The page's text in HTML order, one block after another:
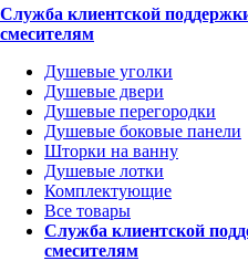
Служба клиентской
смесителям
Душевые уголки
Душевые двери
Душевые перегородки
Душевые боковые панели
Шторки на ванну
Душевые лотки
Комплектующие
Все товары
Служба клиентской
смесителям